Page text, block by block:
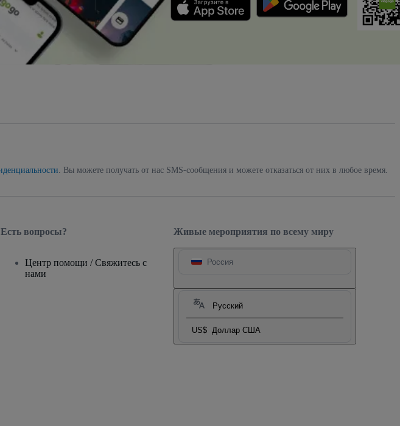
. Вы можете получать от нас SMS-сообщения и можете отказаться от них в любое время.
Живые мероприятия по всему миру
Россия
Русский
US$ Доллар США
Есть вопросы?
Центр помощи / Свяжитесь с
нами